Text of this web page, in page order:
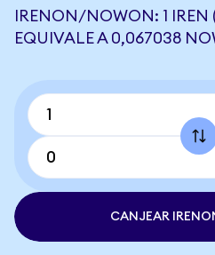
IRENON/NOWON: 1 IREN
EQUIVALE A 0,067038
CANJEAR